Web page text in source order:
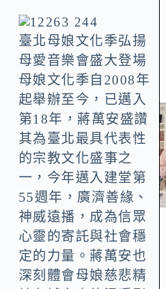
臺北母娘文化季弘揚
母愛音樂會盛大登場
母娘文化季自2008年
起舉辦至今，已邁入
第18年，蔣萬安盛讚
其為臺北最具代表性
的宗教文化盛事之
一，今年邁入建堂第
55週年，廣濟善緣、
神威遠播，成為信眾
心靈的寄託與社會穩
定的力量。蔣萬安也
深刻體會母娘慈悲精